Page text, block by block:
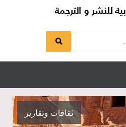
للنشر و الترجمة
ثقافات وتقارير